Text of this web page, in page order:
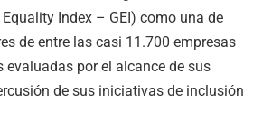
Index – GEI) como una de
de entre las casi 11.700 empresas
evaluadas por el alcance de sus
de sus iniciativas de inclusión